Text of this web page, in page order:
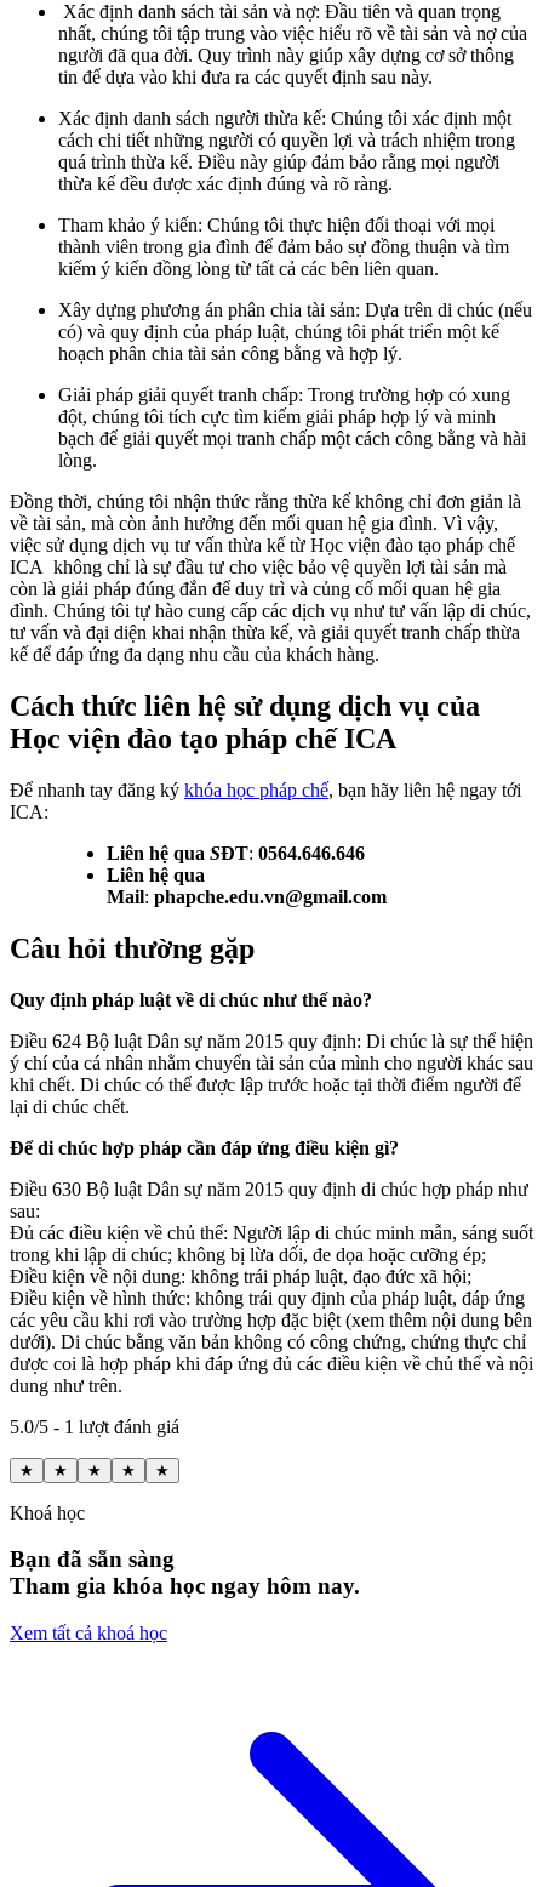
Xác định danh sách tài sản và nợ: Đầu tiên và quan trọng
nhất, chúng tôi tập trung vào việc hiểu rõ về tài sản và nợ của
người đã qua đời. Quy trình này giúp xây dựng cơ sở thông
tin để dựa vào khi đưa ra các quyết định sau này.
Xác định danh sách người thừa kế: Chúng tôi xác định một
cách chi tiết những người có quyền lợi và trách nhiệm trong
quá trình thừa kế. Điều này giúp đảm bảo rằng mọi người
thừa kế đều được xác định đúng và rõ ràng.
Tham khảo ý kiến: Chúng tôi thực hiện đối thoại với mọi
thành viên trong gia đình để đảm bảo sự đồng thuận và tìm
kiếm ý kiến đồng lòng từ tất cả các bên liên quan.
Xây dựng phương án phân chia tài sản: Dựa trên di chúc (nếu
có) và quy định của pháp luật, chúng tôi phát triển một kế
hoạch phân chia tài sản công bằng và hợp lý.
Giải pháp giải quyết tranh chấp: Trong trường hợp có xung
đột, chúng tôi tích cực tìm kiếm giải pháp hợp lý và minh
bạch để giải quyết mọi tranh chấp một cách công bằng và hài
lòng.
Đồng thời, chúng tôi nhận thức rằng thừa kế không chỉ đơn giản là
về tài sản, mà còn ảnh hưởng đến mối quan hệ gia đình. Vì vậy,
việc sử dụng dịch vụ tư vấn thừa kế từ Học viện đào tạo pháp chế
ICA không chỉ là sự đầu tư cho việc bảo vệ quyền lợi tài sản mà
còn là giải pháp đúng đắn để duy trì và củng cố mối quan hệ gia
đình. Chúng tôi tự hào cung cấp các dịch vụ như tư vấn lập di chúc,
tư vấn và đại diện khai nhận thừa kế, và giải quyết tranh chấp thừa
kế để đáp ứng đa dạng nhu cầu của khách hàng.
Cách thức liên hệ sử dụng dịch vụ của
Học viện đào tạo pháp chế ICA
Để nhanh tay đăng ký khóa học pháp chế, bạn hãy liên hệ ngay tới
ICA:
Liên hệ qua SĐT: 0564.646.646
Liên hệ qua
Mail: phapche.edu.vn@gmail.com
Câu hỏi thường gặp
Quy định pháp luật về di chúc như thế nào?
Điều 624 Bộ luật Dân sự năm 2015 quy định: Di chúc là sự thể hiện
ý chí của cá nhân nhằm chuyển tài sản của mình cho người khác sau
khi chết. Di chúc có thể được lập trước hoặc tại thời điểm người để
lại di chúc chết.
Để di chúc hợp pháp cần đáp ứng điều kiện gì?
Điều 630 Bộ luật Dân sự năm 2015 quy định di chúc hợp pháp như
sau:
Đủ các điều kiện về chủ thể: Người lập di chúc minh mẫn, sáng suốt
trong khi lập di chúc; không bị lừa dối, đe dọa hoặc cưỡng ép;
Điều kiện về nội dung: không trái pháp luật, đạo đức xã hội;
Điều kiện về hình thức: không trái quy định của pháp luật, đáp ứng
các yêu cầu khi rơi vào trường hợp đặc biệt (xem thêm nội dung bên
dưới). Di chúc bằng văn bản không có công chứng, chứng thực chỉ
được coi là hợp pháp khi đáp ứng đủ các điều kiện về chủ thể và nội
dung như trên.
5.0/5 - 1 lượt đánh giá
★ ★ ★ ★ ★
Khoá học
Bạn đã sẵn sàng
Tham gia khóa học ngay hôm nay.
Xem tất cả khoá học